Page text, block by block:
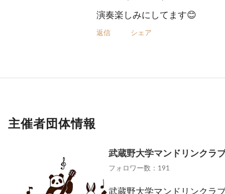
演奏楽しみにしてます😊
返信 シェア
主催者団体情報
武蔵野大学マンドリンクラ
フォロワー数：191
武蔵野大学マンドリンクラ